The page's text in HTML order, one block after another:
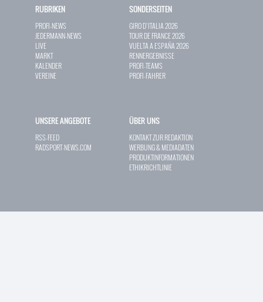
RUBRIKEN
PROFI-NEWS
JEDERMANN-NEWS
LIVE
MARKT
KALENDER
VEREINE
SONDERSEITEN
GIRO D`ITALIA 2026
TOUR DE FRANCE 2026
VUELTA A ESPAÑA 2026
RENNERGEBNISSE
PROFI-TEAMS
PROFI-FAHRER
UNSERE ANGEBOTE
RSS-FEED
RADSPORT-NEWS.COM
ÜBER UNS
KONTAKT ZUR REDAKTION
WERBUNG & MEDIADATEN
PRODUKTINFORMATIONEN
ETHIKRICHTLINIE